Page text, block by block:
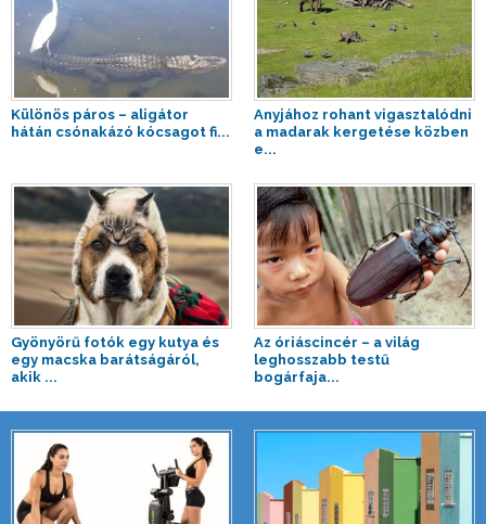
Különös páros – aligátor
hátán csónakázó kócsagot fi...
Anyjához rohant vigasztalódni
a madarak kergetése közben
e...
Gyönyörű fotók egy kutya és
egy macska barátságáról,
akik ...
Az óriáscincér – a világ
leghosszabb testű
bogárfaja...